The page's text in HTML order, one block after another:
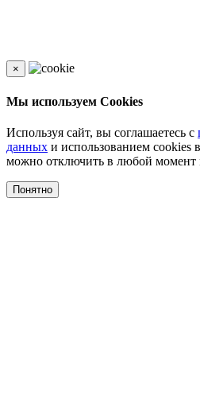
×
Мы используем Cookies
Используя сайт, вы соглашаетесь с
данных и использованием cookies
можно отключить в любой момент
Понятно